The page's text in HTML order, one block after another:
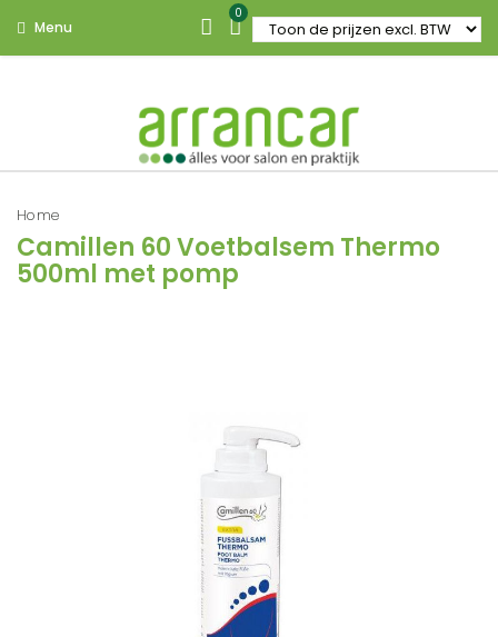
Menu
0
Home
Camillen 60 Voetbalsem Thermo
500ml met pomp